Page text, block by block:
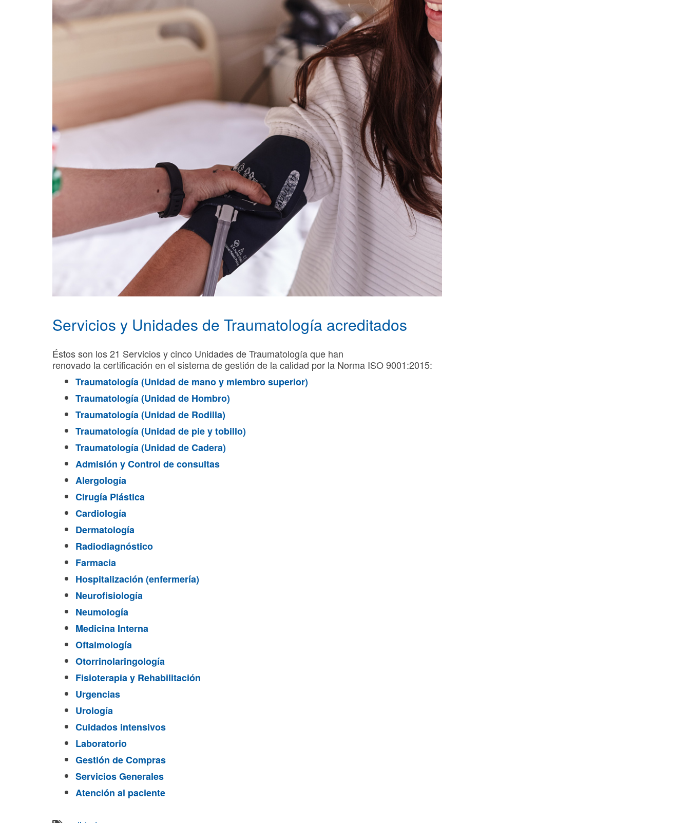
Servicios y Unidades de Traumatología acreditados
Éstos son los 21 Servicios y cinco Unidades de Traumatología que han
renovado la certificación en el sistema de gestión de la calidad por la Norma ISO 9001:2015:
Traumatología (Unidad de mano y miembro superior)
Traumatología (Unidad de Hombro)
Traumatología (Unidad de Rodilla)
Traumatología (Unidad de pie y tobillo)
Traumatología (Unidad de Cadera)
Admisión y Control de consultas
Alergología
Cirugía Plástica
Cardiología
Dermatología
Radiodiagnóstico
Farmacia
Hospitalización (enfermería)
Neurofisiología
Neumología
Medicina Interna
Oftalmología
Otorrinolaringología
Fisioterapia y Rehabilitación
Urgencias
Urología
Cuidados intensivos
Laboratorio
Gestión de Compras
Servicios Generales
Atención al paciente